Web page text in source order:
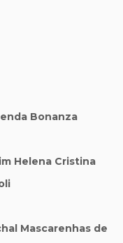
Bonanza
Helena Cristina
Mascarenhas de